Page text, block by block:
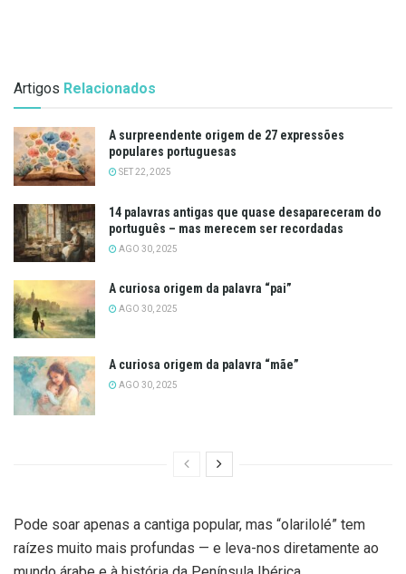
Artigos Relacionados
A surpreendente origem de 27 expressões
populares portuguesas
SET 22, 2025
14 palavras antigas que quase desapareceram do
português – mas merecem ser recordadas
AGO 30, 2025
A curiosa origem da palavra “pai”
AGO 30, 2025
A curiosa origem da palavra “mãe”
AGO 30, 2025
Pode soar apenas a cantiga popular, mas “olarilolé” tem
raízes muito mais profundas — e leva-nos diretamente ao